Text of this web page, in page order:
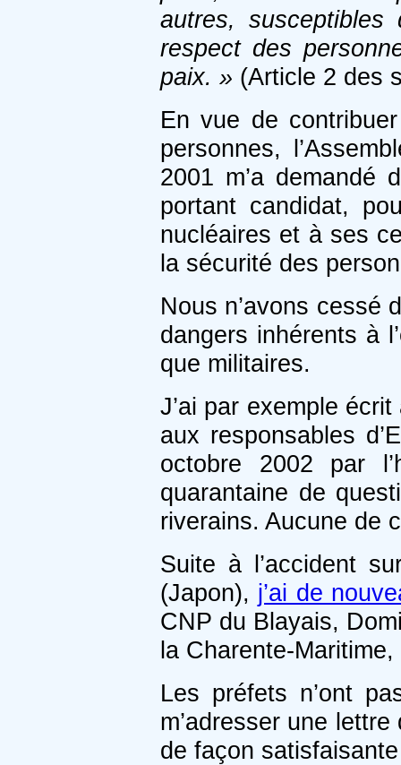
autres,
respect des
paix. » (Article 2 des
En vue de
personnes,
2001 m’a demandé
portant candidat,
nucléaires et à ses
la sécurité des
Nous n’avons cessé
dangers inhérents à
que militaires.
J’ai par exemple
aux responsables
octobre 2002 par
quarantaine de
riverains. Aucune de
Suite à l’accident
(Japon), j’ai de
CNP du Blayais,
la Charente-
Les préfets n’ont
m’adresser une
de façon